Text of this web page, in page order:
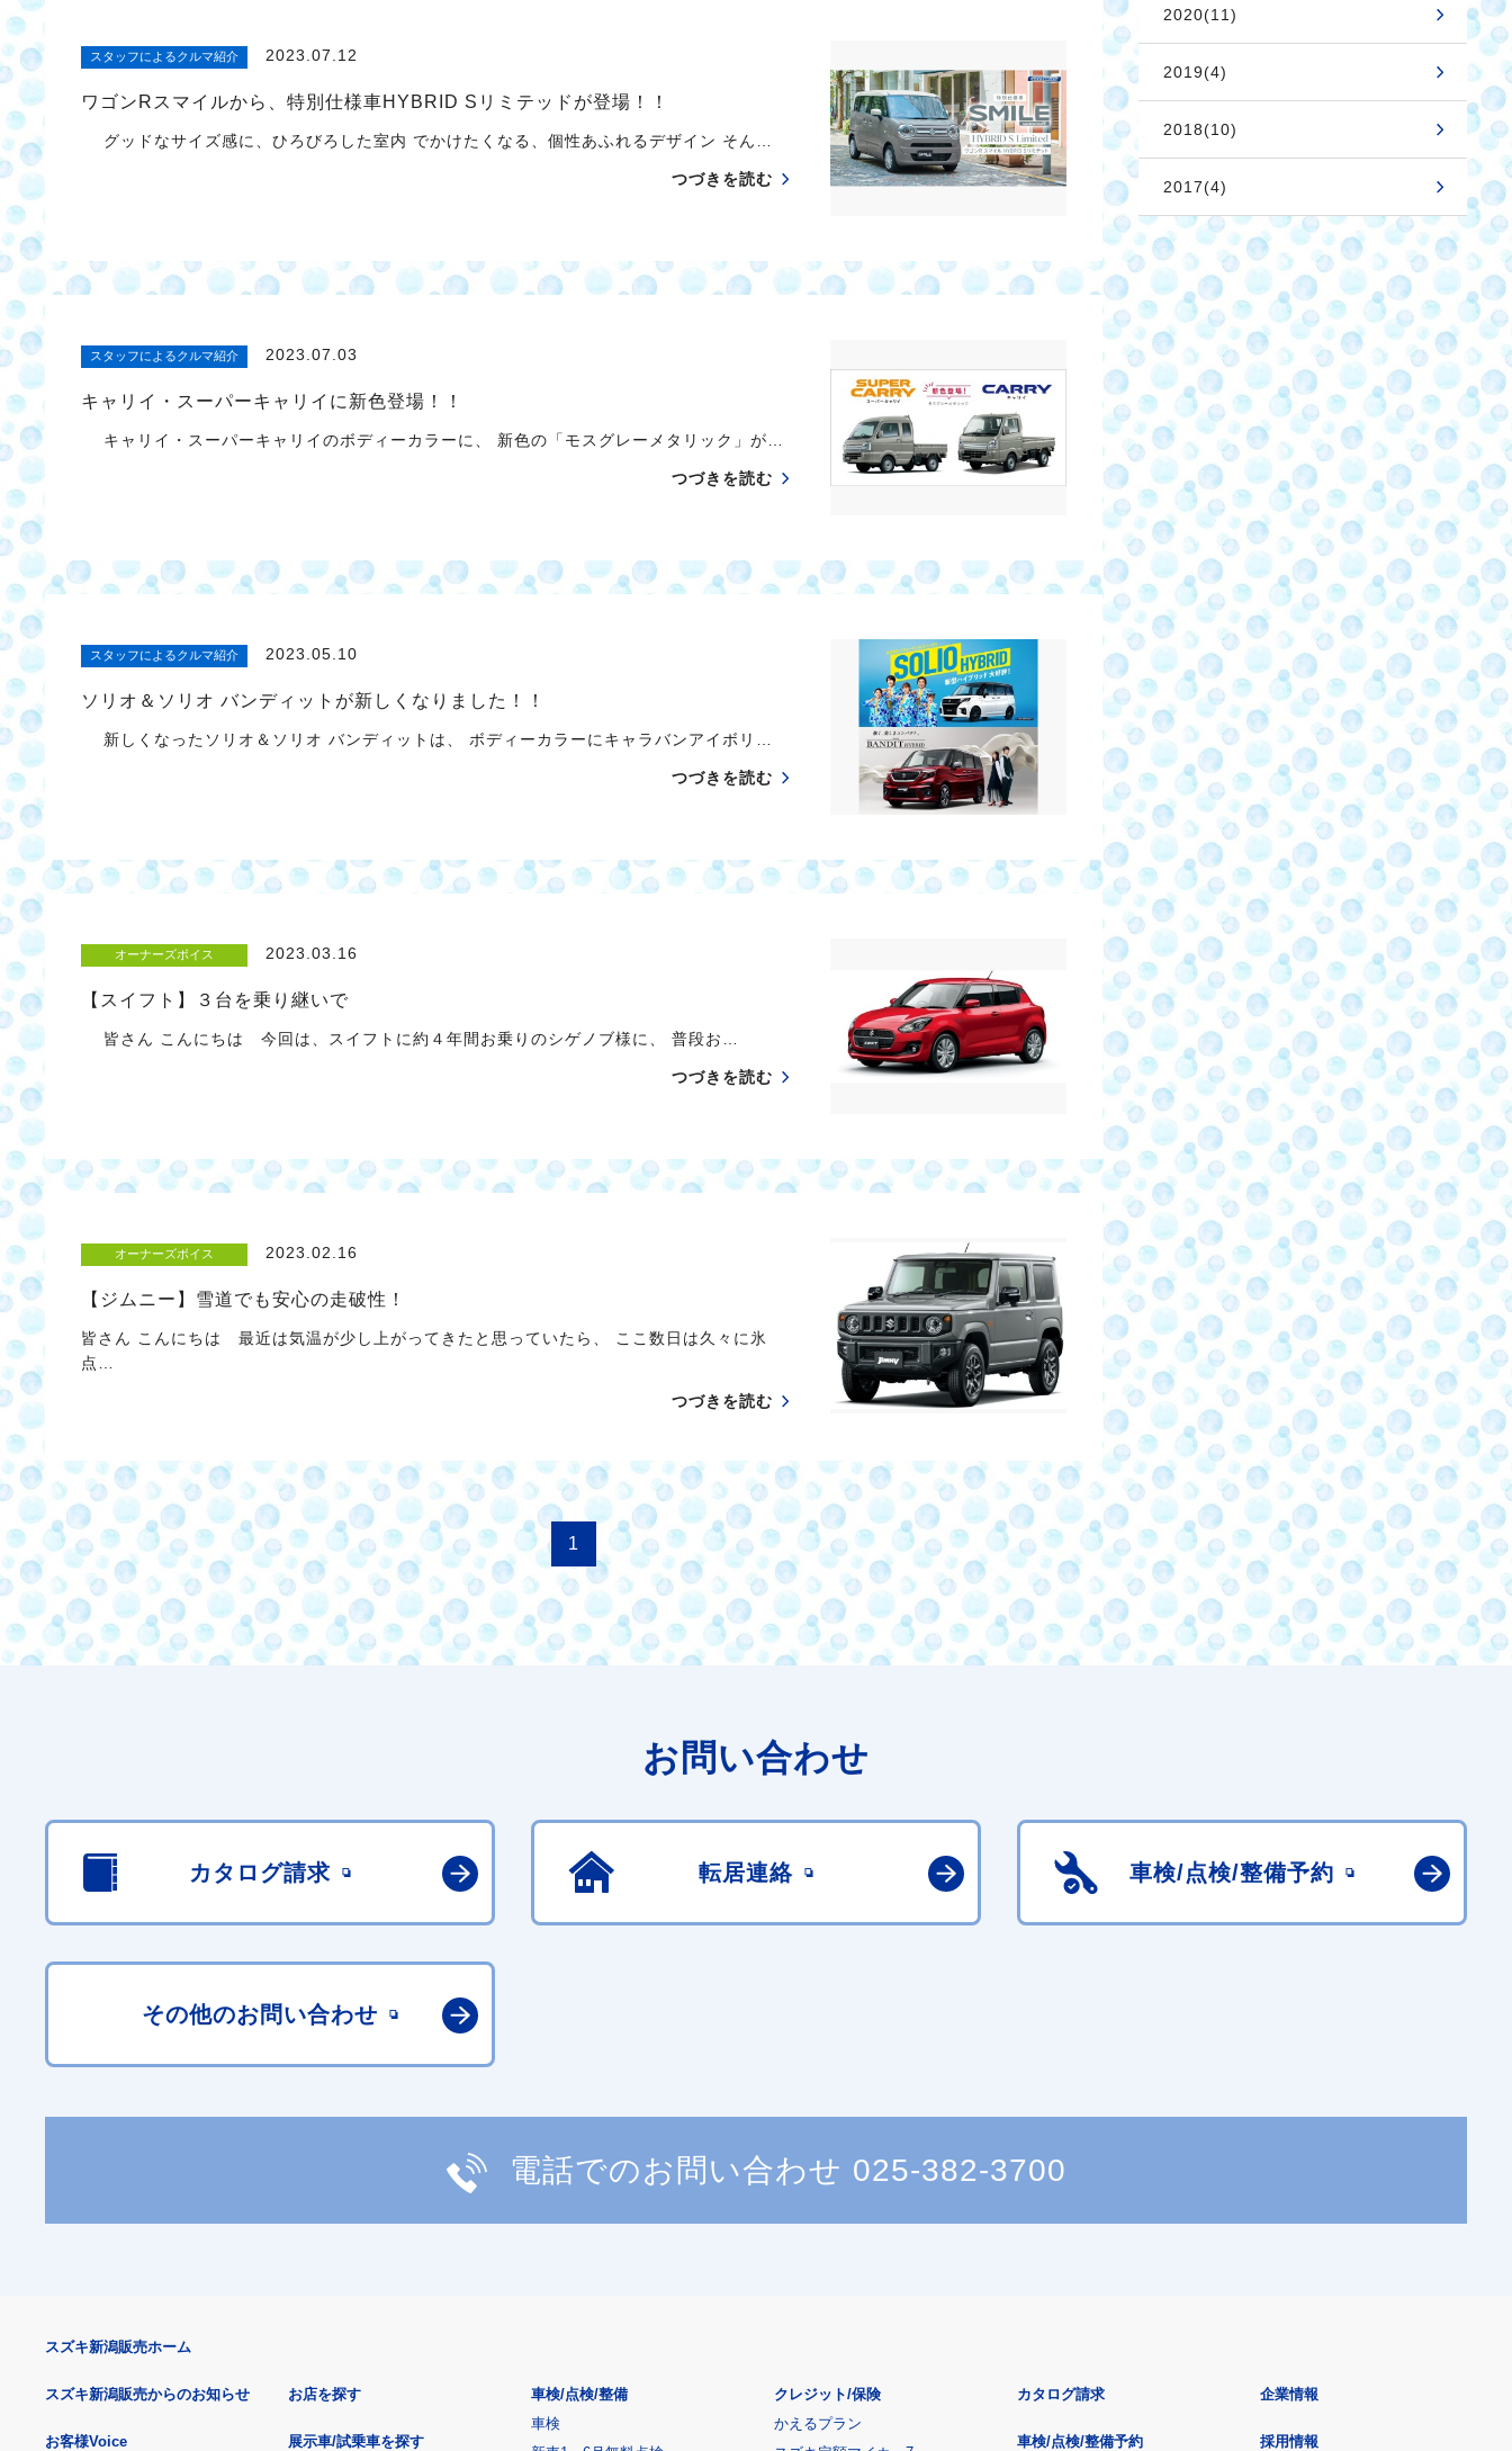
スタッフによるクルマ紹介 2023.07.12
ワゴンRスマイルから、特別仕様車HYBRID Sリミテッドが登場！！
グッドなサイズ感に、ひろびろした室内 でかけたくなる、個性あふれるデザイン そん…
つづきを読む
スタッフによるクルマ紹介 2023.07.03
キャリイ・スーパーキャリイに新色登場！！
キャリイ・スーパーキャリイのボディーカラーに、 新色の「モスグレーメタリック」が…
つづきを読む
スタッフによるクルマ紹介 2023.05.10
ソリオ＆ソリオ バンディットが新しくなりました！！
新しくなったソリオ＆ソリオ バンディットは、 ボディーカラーにキャラバンアイボリ…
つづきを読む
オーナーズボイス 2023.03.16
【スイフト】３台を乗り継いで
皆さん こんにちは 今回は、スイフトに約４年間お乗りのシゲノブ様に、 普段お…
つづきを読む
オーナーズボイス 2023.02.16
【ジムニー】雪道でも安心の走破性！
皆さん こんにちは 最近は気温が少し上がってきたと思っていたら、 ここ数日は久々に氷
点…
つづきを読む
1
2020(11)
2019(4)
2018(10)
2017(4)
お問い合わせ
カタログ請求 転居連絡 車検/点検/整備予約
その他のお問い合わせ
電話でのお問い合わせ 025-382-3700
スズキ新潟販売ホーム
スズキ新潟販売からのお知らせ
お客様Voice
お店を探す
展示車/試乗車を探す
車検/点検/整備
車検
クレジット/保険
かえるプラン
カタログ請求
車検/点検/整備予約
企業情報
採用情報